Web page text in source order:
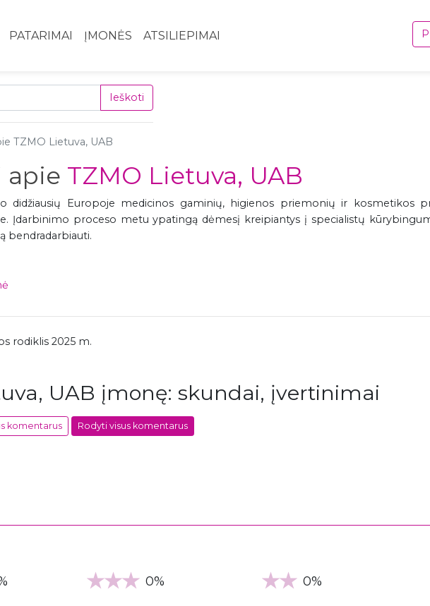
PATARIMAI ĮMONĖS ATSILIEPIMAI
Ieškoti
TZMO Lietuva, UAB
apie TZMO Lietuva, UAB
didžiausių Europoje medicinos gaminių, higienos priemonių ir kosmetikos
Įdarbinimo proceso metu ypatingą dėmesį kreipiantys į specialistų
bendradarbiauti.
rodiklis 2025 m.
UAB įmonę: skundai, įvertinimai
komentarus Rodyti visus komentarus
0% 0%